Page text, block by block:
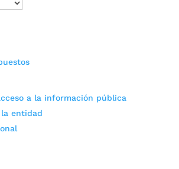
a la información pública
entidad
del Sisbén será mañana en las
se realizará la tercera jornada
ciudad distribuidos en tres comunas: